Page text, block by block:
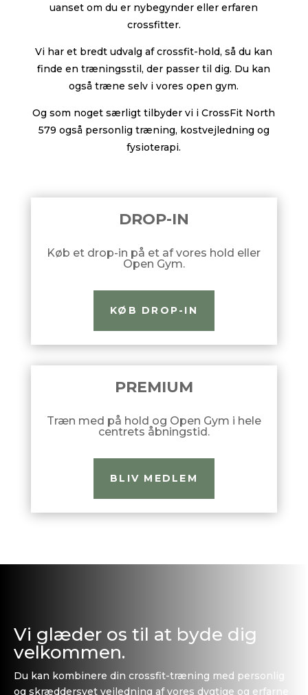
uanset om du er nybegynder eller erfaren
crossfitter.
Vi har et bredt udvalg af crossfit-hold, så du kan
finde en træningsstil, der passer til dig. Du kan
også træne selv i vores open gym.
Og som noget særligt tilbyder vi i CrossFit North
579 også personlig træning, kostvejledning og
fysioterapi.
DROP-IN
Køb et drop-in på et af vores hold eller
Open Gym.
KØB DROP-IN
PREMIUM
Træn med på hold og Open Gym i hele
centrets åbningstid.
BLIV MEDLEM
Vi glæder os til at byde dig
velkommen.
Du kan kombinere din crossfit-træning med personlig
og skræddersyet vejledning af vores dygtige og erfarne